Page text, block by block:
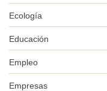
Ecología
Educación
Empleo
Empresas